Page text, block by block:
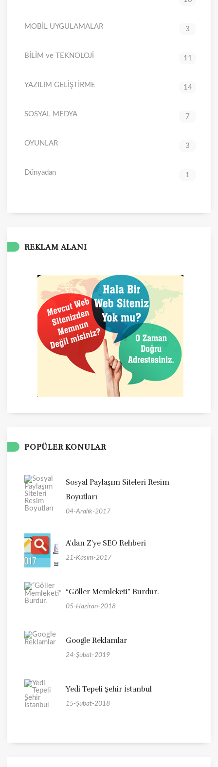
MOBİL UYGULAMALAR 3
BİLİM ve TEKNOLOJİ 11
YAZILIM GELİŞTİRME 14
SOSYAL MEDYA 7
OYUNLAR 3
Dünyadan 1
REKLAM ALANI
POPÜLER KONULAR
Sosyal Paylaşım Siteleri Resim
Boyutları
04-Aralık-2017
A'dan Z'ye SEO Rehberi
21-Kasım-2017
“Göller Memleketi” Burdur.
05-Haziran-2018
Google Reklamlar
24-Şubat-2019
Yedi Tepeli Şehir İstanbul
15-Şubat-2018